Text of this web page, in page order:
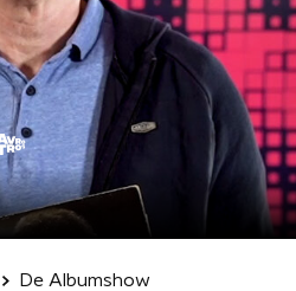
De Albumshow